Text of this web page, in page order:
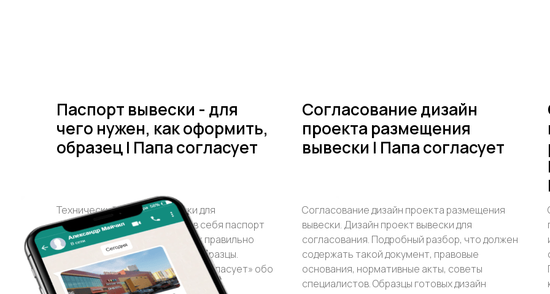
Паспорт вывески - для
чего нужен, как оформить,
образец | Папа согласует
Технический паспорт вывески для
согласования. Что включает в себя паспорт
вывески, для чего он нужен, как правильно
оформить и где согласовать, образцы.
Специалисты компании «Папа согласует» обо
всех тонкостях документа.
Согласование дизайн
проекта размещения
вывески | Папа согласует
Согласование дизайн проекта размещения
вывески. Дизайн проект вывески для
согласования. Подробный разбор, что должен
содержать такой документ, правовые
основания, нормативные акты, советы
специалистов. Образцы готовых дизайн